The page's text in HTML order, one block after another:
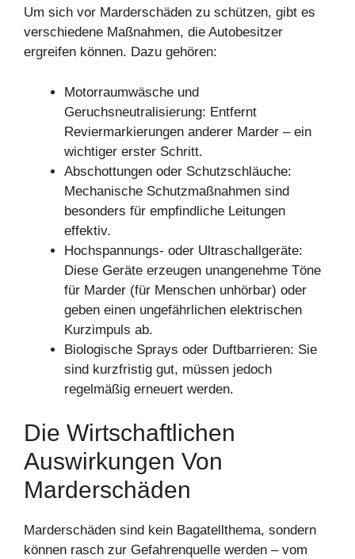
Um sich vor Marderschäden zu schützen, gibt es
verschiedene Maßnahmen, die Autobesitzer
ergreifen können. Dazu gehören:
Motorraumwäsche und
Geruchsneutralisierung: Entfernt
Reviermarkierungen anderer Marder – ein
wichtiger erster Schritt.
Abschottungen oder Schutzschläuche:
Mechanische Schutzmaßnahmen sind
besonders für empfindliche Leitungen
effektiv.
Hochspannungs- oder Ultraschallgeräte:
Diese Geräte erzeugen unangenehme Töne
für Marder (für Menschen unhörbar) oder
geben einen ungefährlichen elektrischen
Kurzimpuls ab.
Biologische Sprays oder Duftbarrieren: Sie
sind kurzfristig gut, müssen jedoch
regelmäßig erneuert werden.
Die Wirtschaftlichen
Auswirkungen Von
Marderschäden
Marderschäden sind kein Bagatellthema, sondern
können rasch zur Gefahrenquelle werden – vom